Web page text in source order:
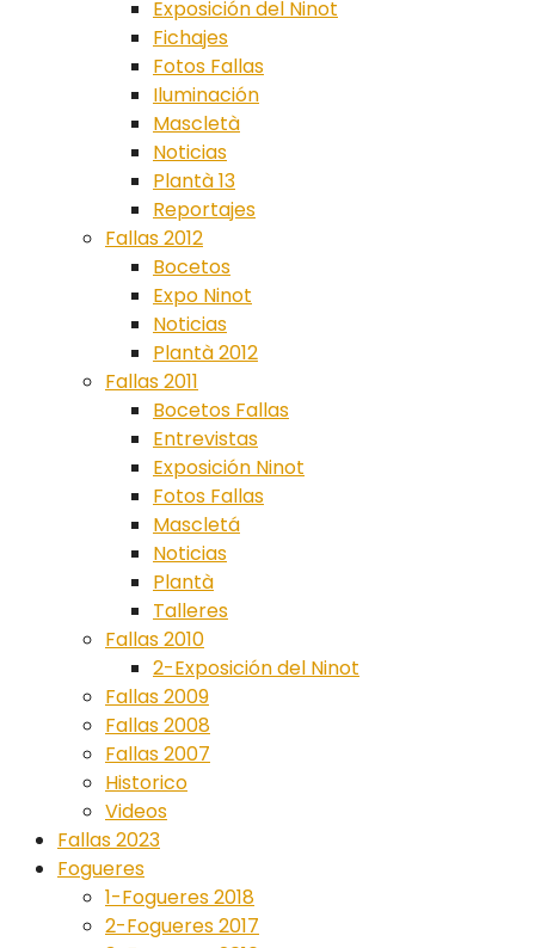
Exposición del Ninot
Fichajes
Fotos Fallas
Iluminación
Mascletà
Noticias
Plantà 13
Reportajes
Fallas 2012
Bocetos
Expo Ninot
Noticias
Plantà 2012
Fallas 2011
Bocetos Fallas
Entrevistas
Exposición Ninot
Fotos Fallas
Mascletá
Noticias
Plantà
Talleres
Fallas 2010
2-Exposición del Ninot
Fallas 2009
Fallas 2008
Fallas 2007
Historico
Videos
Fallas 2023
Fogueres
1-Fogueres 2018
2-Fogueres 2017